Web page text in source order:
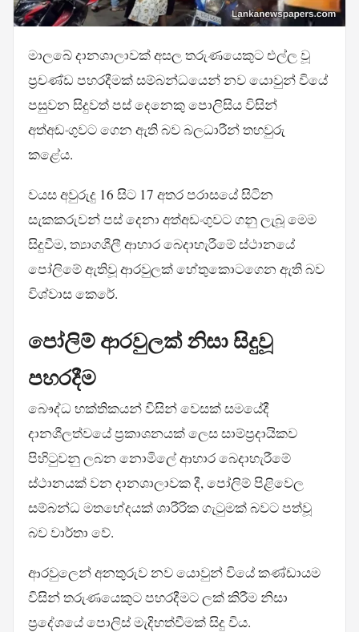
මාලබේ දානශාලාවක් අසල තරුණයෙකුට එල්ල වූ
ප්‍රචණ්ඩ පහරදීමක් සම්බන්ධයෙන් නව යොවුන් වියේ
පසුවන සිදුවත් පස් දෙනෙකු පොලිසිය විසින්
අත්අඩංගුවට ගෙන ඇති බව බලධාරීන් තහවුරු
කළේය.
වයස අවුරුදු 16 සිට 17 අතර පරාසයේ සිටින
සැකකරුවන් පස් දෙනා අත්අඩංගුවට ගනු ලැබූ මෙම
සිදුවීම, ත්‍යාගශීලී ආහාර බෙදාහැරීමේ ස්ථානයේ
පෝලිමේ ඇතිවූ ආරවුලක් හේතුකොටගෙන ඇති බව
විශ්වාස කෙරේ.
පෝලිම් ආරවුලක් නිසා සිදුවූ
පහරදීම
බෞද්ධ භක්තිකයන් විසින් වෙසක් සමයේදී
දානශීලත්වයේ ප්‍රකාශනයක් ලෙස සාම්ප්‍රදායිකව
පිහිටුවනු ලබන නොමිලේ ආහාර බෙදාහැරීමේ
ස්ථානයක් වන දානශාලාවක දී, පෝලිම් පිළිවෙල
සම්බන්ධ මතභේදයක් ශාරීරික ගැටුමක් බවට පත්වූ
බව වාර්තා වේ.
ආරවුලෙන් අනතුරුව නව යොවුන් වියේ කණ්ඩායම
විසින් තරුණයෙකුට පහරදීමට ලක් කිරීම නිසා
ප්‍රදේශයේ පොලිස් මැදිහත්වීමක් සිදු විය.